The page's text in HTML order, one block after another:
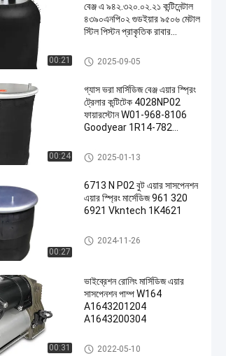
00:21
বেঞ্জ এ ৯৪২.৩২০.০২.২১ কন্টিনেন্টাল
৪৩৯০এনপি০২ গুডইয়ার ৯৫০৬ মেটাল
স্টিল পিস্টন প্রাকৃতিক রাবার
Vkntech1K4102 দ্বারা
মার্সিডিজ বেঞ্জ এয়ার স্প্রিং
2025-09-05
00:24
গ্যাস ভরা মার্সিডিজ বেঞ্জ এয়ার স্প্রিং
ট্রেলার কন্টিটেক 4028NP02
ফায়ারস্টোন W01-968-8106
Goodyear 1R14-782
মার্সিডিজ বেঞ্জ এয়ার স্প্রিং
2025-01-13
00:27
6713 N P02 বুট এয়ার সাসপেনশন
এয়ার স্প্রিং মার্সেডিজ 961 320
6921 Vkntech 1K4621
মার্সিডিজ বেঞ্জ এয়ার স্প্রিং
2024-11-26
00:31
ভাইব্রেশন রোলিং মার্সিডিজ এয়ার
সাসপেনশন পাম্প W164
A1643201204
A1643200304
মার্সিডিজ বেঞ্জ এয়ার স্প্রিং
2022-05-10